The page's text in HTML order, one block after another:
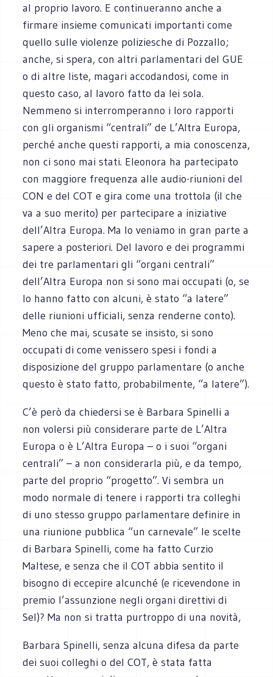
al proprio lavoro. E continueranno anche a
firmare insieme comunicati importanti come
quello sulle violenze poliziesche di Pozzallo;
anche, si spera, con altri parlamentari del GUE
o di altre liste, magari accodandosi, come in
questo caso, al lavoro fatto da lei sola.
Nemmeno si interromperanno i loro rapporti
con gli organismi “centrali” de L’Altra Europa,
perché anche questi rapporti, a mia conoscenza,
non ci sono mai stati. Eleonora ha partecipato
con maggiore frequenza alle audio-riunioni del
CON e del COT e gira come una trottola (il che
va a suo merito) per partecipare a iniziative
dell’Altra Europa. Ma lo veniamo in gran parte a
sapere a posteriori. Del lavoro e dei programmi
dei tre parlamentari gli “organi centrali”
dell’Altra Europa non si sono mai occupati (o, se
lo hanno fatto con alcuni, è stato “a latere”
delle riunioni ufficiali, senza renderne conto).
Meno che mai, scusate se insisto, si sono
occupati di come venissero spesi i fondi a
disposizione del gruppo parlamentare (o anche
questo è stato fatto, probabilmente, “a latere”).
C’è però da chiedersi se è Barbara Spinelli a
non volersi più considerare parte de L’Altra
Europa o è L’Altra Europa – o i suoi “organi
centrali” – a non considerarla più, e da tempo,
parte del proprio “progetto”. Vi sembra un
modo normale di tenere i rapporti tra colleghi
di uno stesso gruppo parlamentare definire in
una riunione pubblica “un carnevale” le scelte
di Barbara Spinelli, come ha fatto Curzio
Maltese, e senza che il COT abbia sentito il
bisogno di eccepire alcunché (e ricevendone in
premio l’assunzione negli organi direttivi di
Sel)? Ma non si tratta purtroppo di una novità,
Barbara Spinelli, senza alcuna difesa da parte
dei suoi colleghi o del COT, è stata fatta